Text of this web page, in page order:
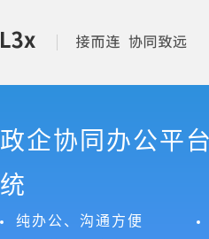
政企协同办公平
统
纯办公、沟通方便